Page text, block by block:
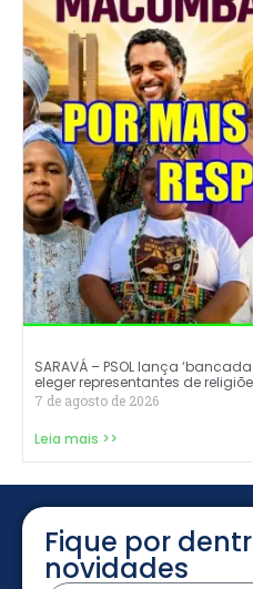
SARAVÁ – PSOL lança
eleger representantes de
7 de agosto de 2026
Leia mais >>
Fique por
novidades